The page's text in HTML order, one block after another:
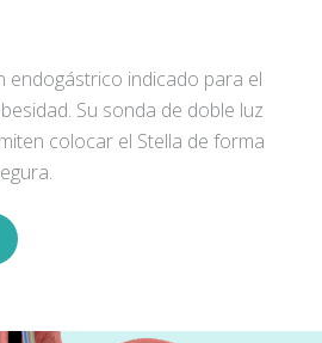
endogástrico indicado para el
Su sonda de doble luz
colocar el Stella de forma